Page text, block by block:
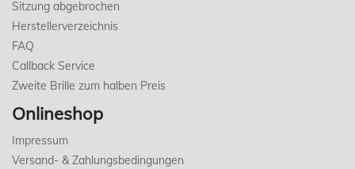
Sitzung abgebrochen
Herstellerverzeichnis
FAQ
Callback Service
Zweite Brille zum halben Preis
Onlineshop
Impressum
Versand- & Zahlungsbedingungen